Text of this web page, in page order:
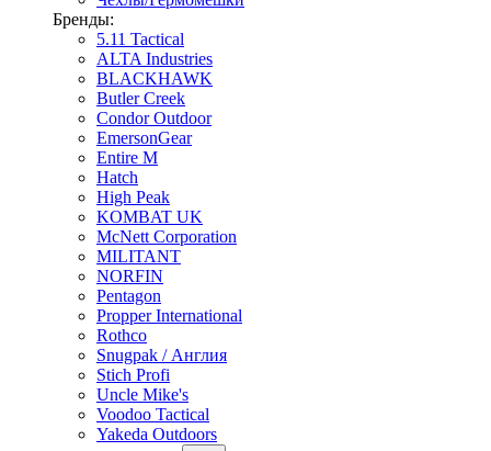
Бренды:
5.11 Tactical
ALTA Industries
BLACKHAWK
Butler Creek
Condor Outdoor
EmersonGear
Entire M
Hatch
High Peak
KOMBAT UK
McNett Corporation
MILITANT
NORFIN
Pentagon
Propper International
Rothco
Snugpak / Англия
Stich Profi
Uncle Mike's
Voodoo Tactical
Yakeda Outdoors